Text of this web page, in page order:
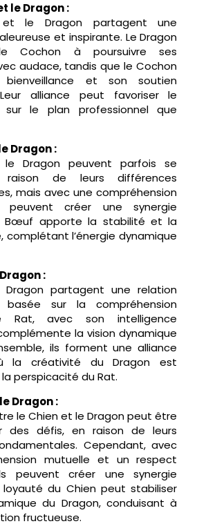
le Dragon :
le Dragon partagent une
et inspirante. Le Dragon
Cochon à poursuivre ses
audace, tandis que le Cochon
et son soutien
alliance peut favoriser le
le plan professionnel que
Dragon :
Dragon peuvent parfois se
de leurs différences
mais avec une compréhension
peuvent créer une synergie
Bœuf apporte la stabilité et la
complétant l’énergie dynamique
:
partagent une relation
basée sur la compréhension
Rat, avec son intelligence
la vision dynamique
ils forment une alliance
la créativité du Dragon est
perspicacité du Rat.
Dragon :
le Chien et le Dragon peut être
des défis, en raison de leurs
Cependant, avec
mutuelle et un respect
peuvent créer une synergie
loyauté du Chien peut stabiliser
du Dragon, conduisant à
fructueuse.